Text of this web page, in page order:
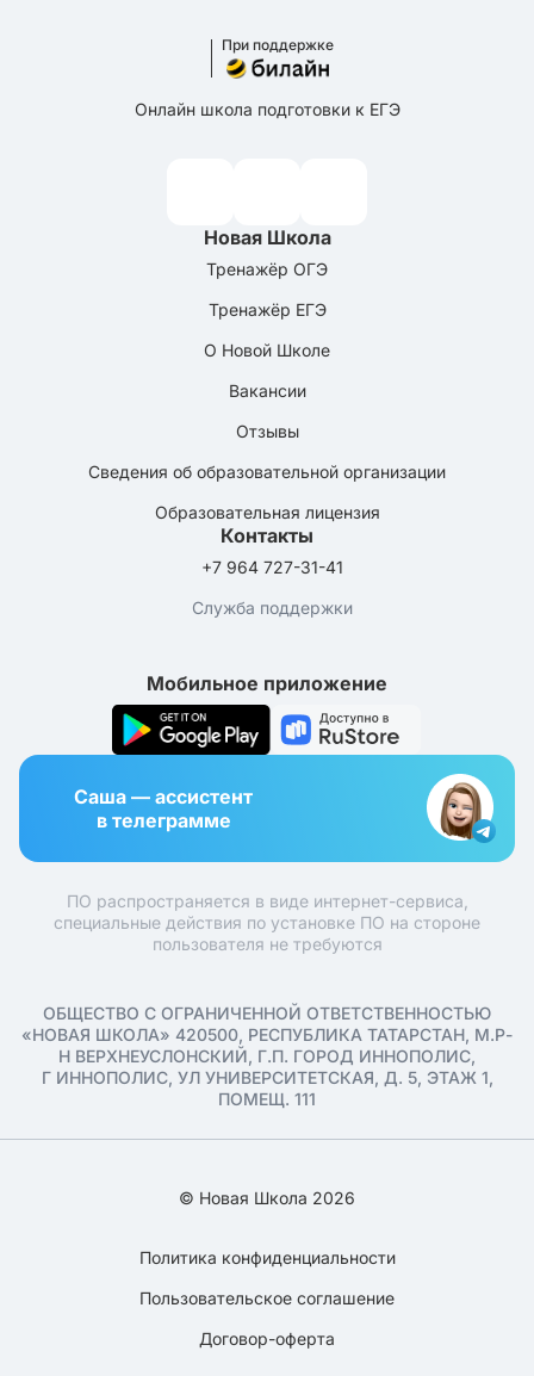
При поддержке
Онлайн школа подготовки к ЕГЭ
Новая Школа
Тренажёр ОГЭ
Тренажёр ЕГЭ
О Новой Школе
Вакансии
Отзывы
Сведения об образовательной организации
Образовательная лицензия
Контакты
+7 964 727-31-41
Служба поддержки
Мобильное приложение
Саша — ассистент
в телеграмме
ПО распространяется в виде интернет-сервиса,
специальные действия по установке ПО на стороне
пользователя не требуются
ОБЩЕСТВО С ОГРАНИЧЕННОЙ ОТВЕТСТВЕННОСТЬЮ
«НОВАЯ ШКОЛА» 420500, РЕСПУБЛИКА ТАТАРСТАН, М.Р-
Н ВЕРХНЕУСЛОНСКИЙ, Г.П. ГОРОД ИННОПОЛИС,
Г ИННОПОЛИС, УЛ УНИВЕРСИТЕТСКАЯ, Д. 5, ЭТАЖ 1,
ПОМЕЩ. 111
© Новая Школа 2026
Политика конфиденциальности
Пользовательское соглашение
Договор-оферта